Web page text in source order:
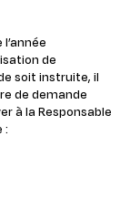
de
soit instruite, il
de demande
à la Responsable
: